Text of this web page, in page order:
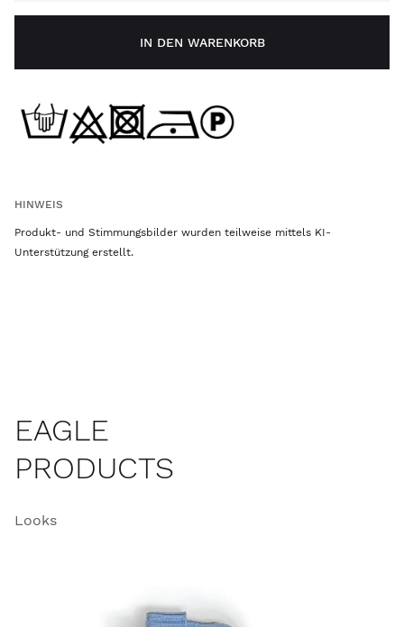
IN DEN WARENKORB
HINWEIS
Produkt- und Stimmungsbilder wurden teilweise mittels KI-
Unterstützung erstellt.
EAGLE
PRODUCTS
Looks